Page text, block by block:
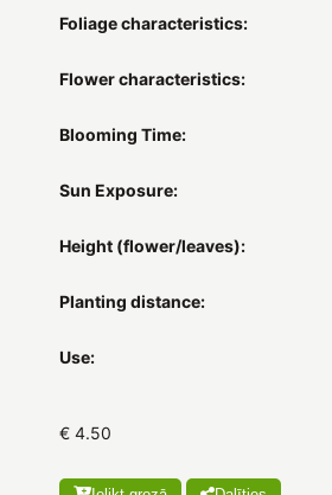
Foliage characteristics:
Flower characteristics:
Blooming Time:
Sun Exposure:
Height (flower/leaves):
Planting distance:
Use:
€ 4.50